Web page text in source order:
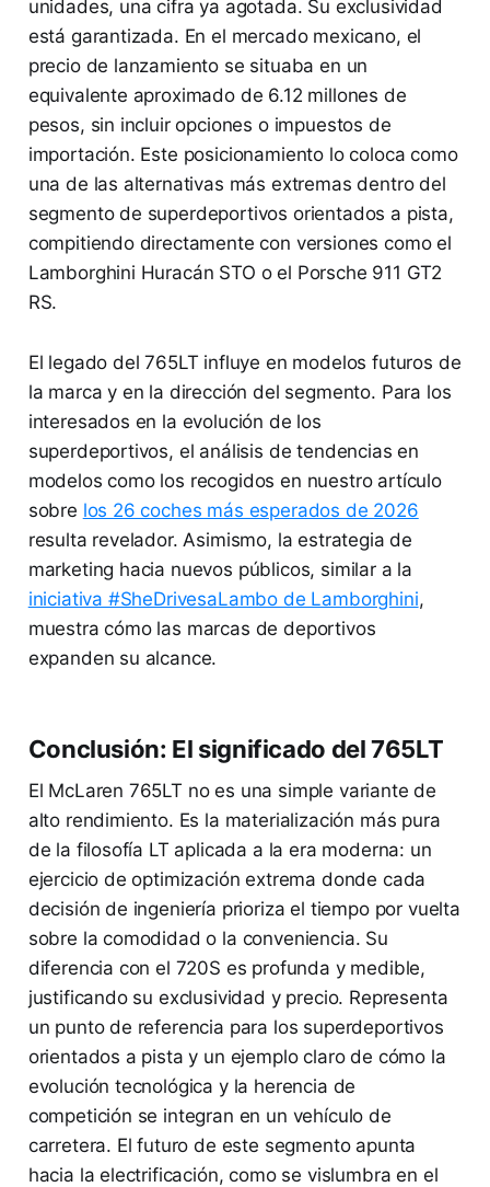
unidades, una cifra ya agotada. Su exclusividad
está garantizada. En el mercado mexicano, el
precio de lanzamiento se situaba en un
equivalente aproximado de 6.12 millones de
pesos, sin incluir opciones o impuestos de
importación. Este posicionamiento lo coloca como
una de las alternativas más extremas dentro del
segmento de superdeportivos orientados a pista,
compitiendo directamente con versiones como el
Lamborghini Huracán STO o el Porsche 911 GT2
RS.
El legado del 765LT influye en modelos futuros de
la marca y en la dirección del segmento. Para los
interesados en la evolución de los
superdeportivos, el análisis de tendencias en
modelos como los recogidos en nuestro artículo
sobre los 26 coches más esperados de 2026
resulta revelador. Asimismo, la estrategia de
marketing hacia nuevos públicos, similar a la
iniciativa #SheDrivesaLambo de Lamborghini,
muestra cómo las marcas de deportivos
expanden su alcance.
Conclusión: El significado del 765LT
El McLaren 765LT no es una simple variante de
alto rendimiento. Es la materialización más pura
de la filosofía LT aplicada a la era moderna: un
ejercicio de optimización extrema donde cada
decisión de ingeniería prioriza el tiempo por vuelta
sobre la comodidad o la conveniencia. Su
diferencia con el 720S es profunda y medible,
justificando su exclusividad y precio. Representa
un punto de referencia para los superdeportivos
orientados a pista y un ejemplo claro de cómo la
evolución tecnológica y la herencia de
competición se integran en un vehículo de
carretera. El futuro de este segmento apunta
hacia la electrificación, como se vislumbra en el